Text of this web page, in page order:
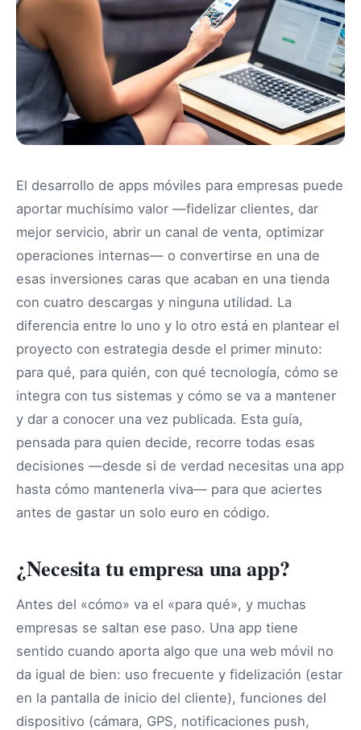
El desarrollo de apps móviles para empresas puede
aportar muchísimo valor —fidelizar clientes, dar
mejor servicio, abrir un canal de venta, optimizar
operaciones internas— o convertirse en una de
esas inversiones caras que acaban en una tienda
con cuatro descargas y ninguna utilidad. La
diferencia entre lo uno y lo otro está en plantear el
proyecto con estrategia desde el primer minuto:
para qué, para quién, con qué tecnología, cómo se
integra con tus sistemas y cómo se va a mantener
y dar a conocer una vez publicada. Esta guía,
pensada para quien decide, recorre todas esas
decisiones —desde si de verdad necesitas una app
hasta cómo mantenerla viva— para que aciertes
antes de gastar un solo euro en código.
¿Necesita tu empresa una app?
Antes del «cómo» va el «para qué», y muchas
empresas se saltan ese paso. Una app tiene
sentido cuando aporta algo que una web móvil no
da igual de bien: uso frecuente y fidelización (estar
en la pantalla de inicio del cliente), funciones del
dispositivo (cámara, GPS, notificaciones push,